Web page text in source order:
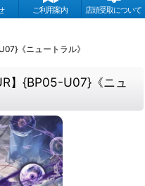
ご利用案内 店頭受取について
《ニュートラル》
】{BP05-U07}《ニュ